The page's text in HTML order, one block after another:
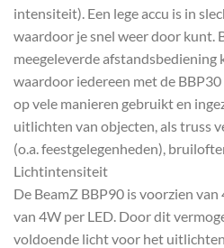
intensiteit). Een lege accu is in
waardoor je snel weer door kunt.
meegeleverde
waardoor iedereen met de
op vele manieren gebruikt en
uitlichten van objecten, als truss
(o.a. feestgelegenheden),
Lichtintensiteit
De BeamZ BBP90 is voorzien
van 4W per LED. Door dit
voldoende licht voor het